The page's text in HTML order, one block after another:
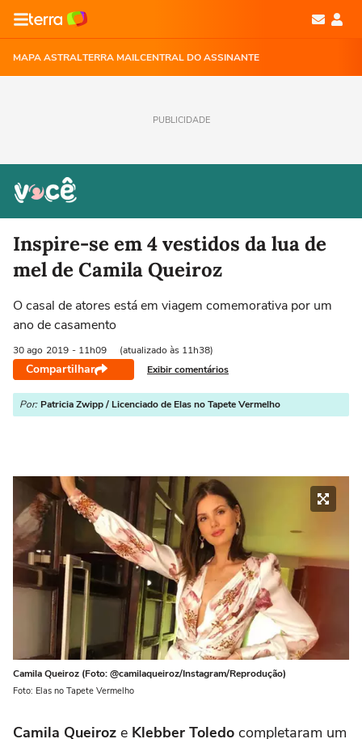
MAPA ASTRALTERRA MAILCENTRAL DO ASSINANTE
PUBLICIDADE
Inspire-se em 4 vestidos da lua de
mel de Camila Queiroz
O casal de atores está em viagem comemorativa por um
ano de casamento
30 ago 2019 - 11h09 (atualizado às 11h38)
Compartilhar Exibir comentários
Por: Patricia Zwipp / Licenciado de Elas no Tapete Vermelho
Camila Queiroz (Foto: @camilaqueiroz/Instagram/Reprodução)
Foto: Elas no Tapete Vermelho
Camila Queiroz e Klebber Toledo completaram um